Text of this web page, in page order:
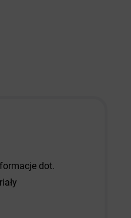
dot.